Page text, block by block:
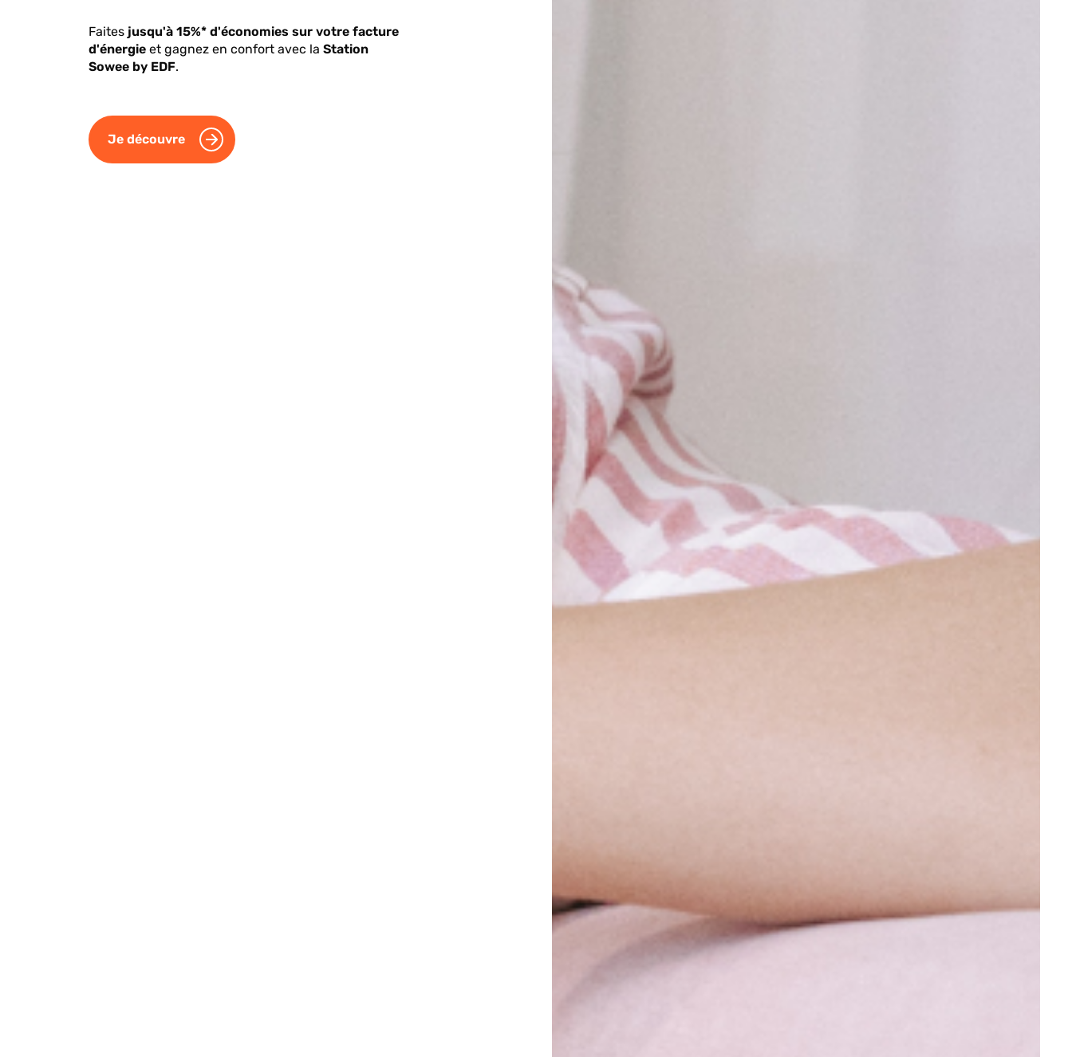
Faites jusqu'à 15%* d'économies sur votre facture
d'énergie et gagnez en confort avec la Station
Sowee by EDF.
Je découvre